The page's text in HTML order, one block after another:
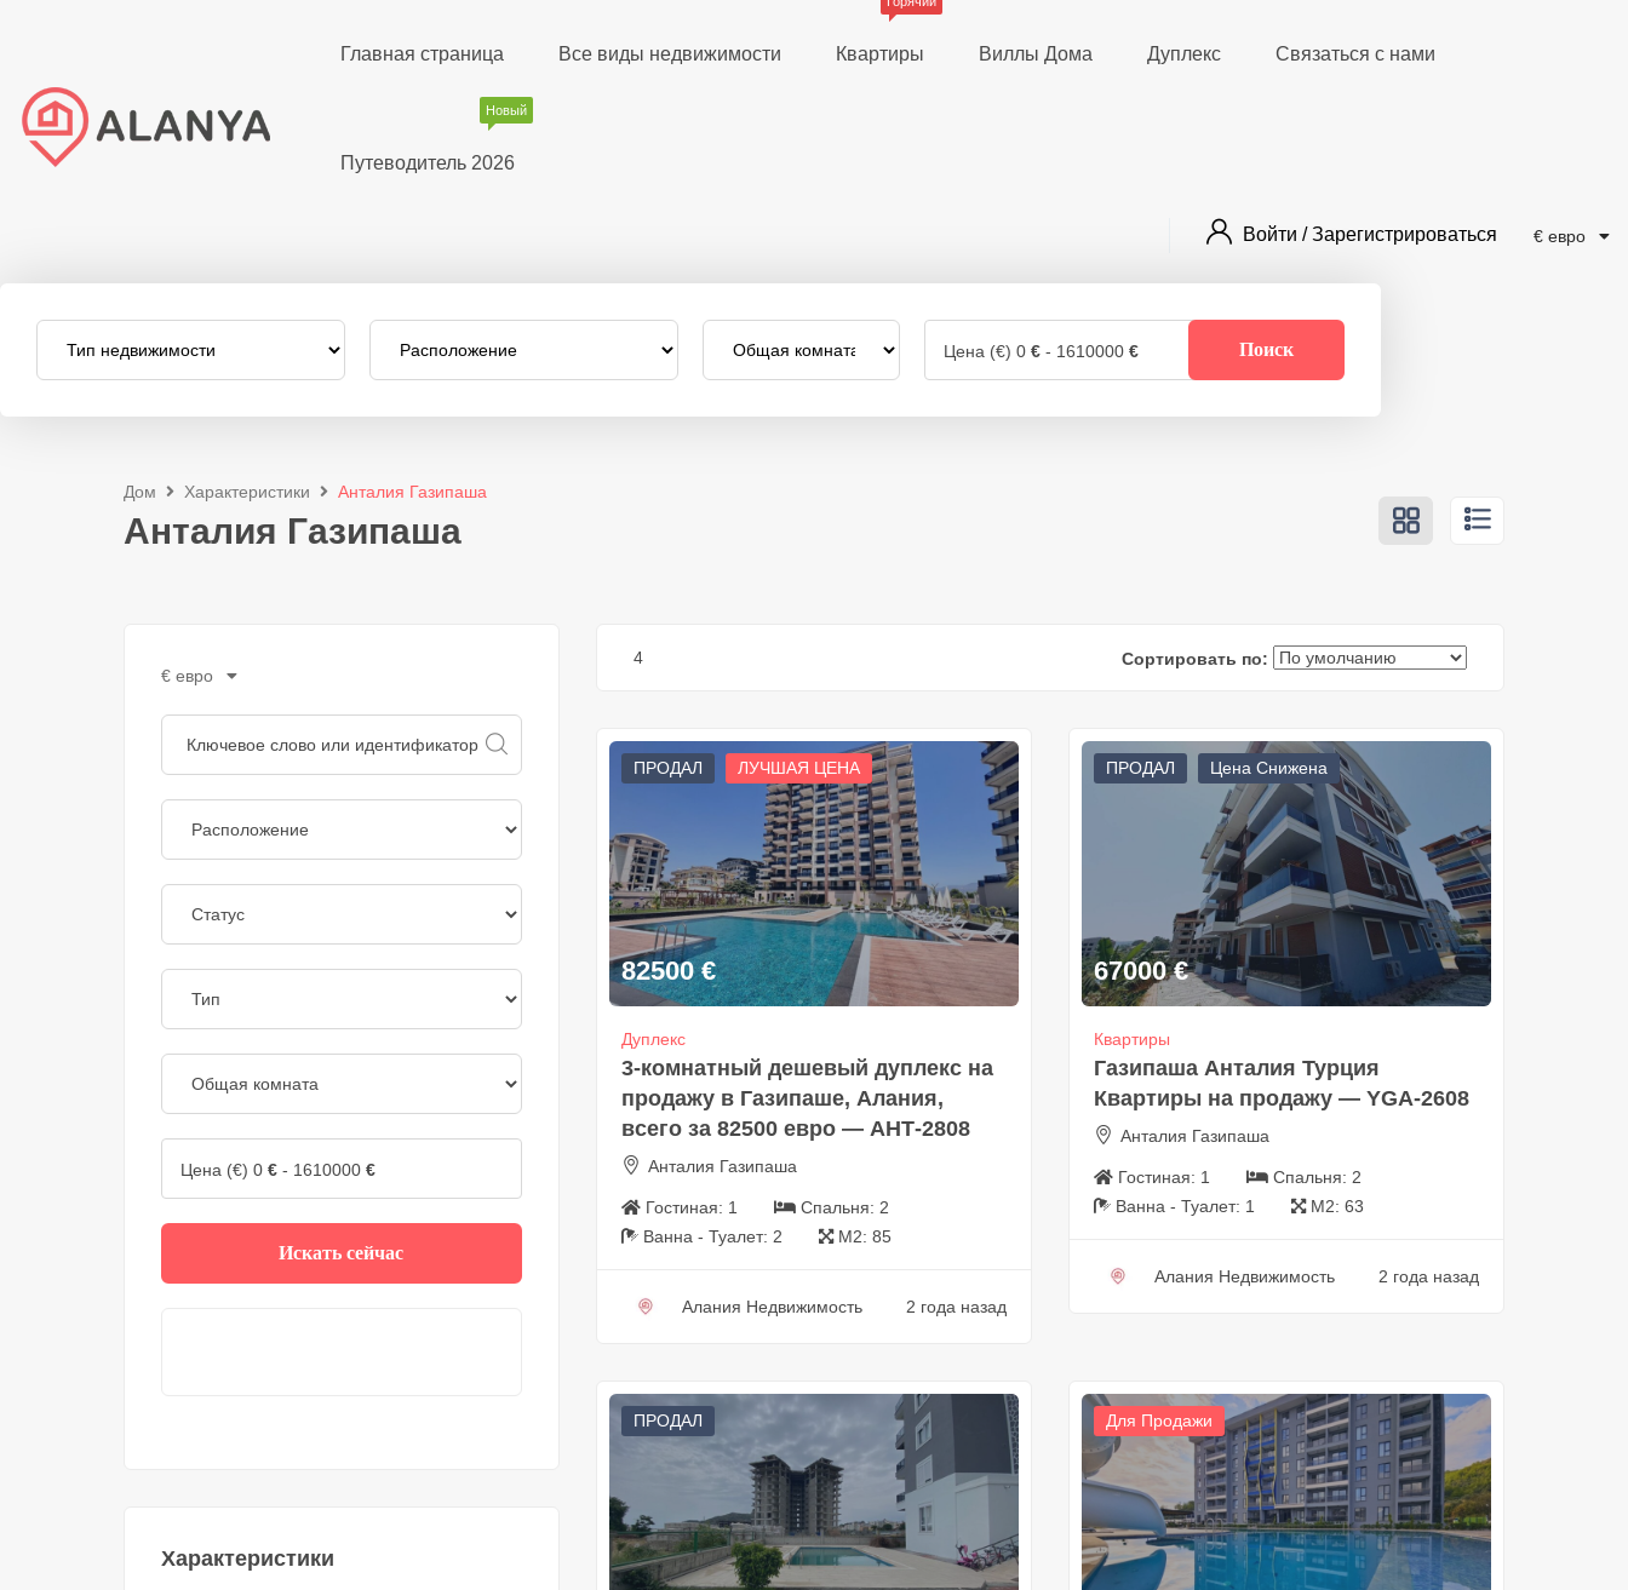
Главная страница Все виды недвижимости Квартиры Виллы Дома Дуплекс Связаться с нами
Путеводитель 2026
Новый
Войти / Зарегистрироваться € евро
Цена (€)0 € - 1610000 € Поиск
Дом Характеристики Анталия Газипаша
Анталия Газипаша
€ евро
Цена (€) 0 € - 1610000 €
Искать сейчас
Характеристики
4 Сортировать по:
ПРОДАЛ ЛУЧШАЯ ЦЕНА
82500 €
Дуплекс
3-комнатный дешевый дуплекс на
продажу в Газипаше, Алания,
всего за 82500 евро — АНТ-2808
Анталия Газипаша
Гостиная: 1 Спальня: 2
Ванна - Туалет: 2 М2: 85
Алания Недвижимость 2 года назад
ПРОДАЛ Цена Снижена
67000 €
Квартиры
Газипаша Анталия Турция
Квартиры на продажу — YGA-2608
Анталия Газипаша
Гостиная: 1 Спальня: 2
Ванна - Туалет: 1 М2: 63
Алания Недвижимость 2 года назад
ПРОДАЛ Для Продажи